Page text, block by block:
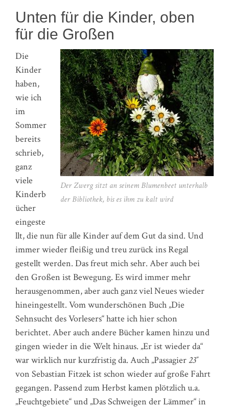
Unten für die Kinder, oben
für die Großen
Der Zwerg sitzt an seinem Blumenbeet unterhalb
der Bibliothek, bis es ihm zu kalt wird
Die
Kinder
haben,
wie ich
im
Sommer
bereits
schrieb,
ganz
viele
Kinderb
ücher
eingeste
llt, die nun für alle Kinder auf dem Gut da sind. Und
immer wieder fleißig und treu zurück ins Regal
gestellt werden. Das freut mich sehr. Aber auch bei
den Großen ist Bewegung. Es wird immer mehr
herausgenommen, aber auch ganz viel Neues wieder
hineingestellt. Vom wunderschönen Buch „Die
Sehnsucht des Vorlesers“ hatte ich hier schon
berichtet. Aber auch andere Bücher kamen hinzu und
gingen wieder in die Welt hinaus. „Er ist wieder da“
war wirklich nur kurzfristig da. Auch „Passagier23″
von Sebastian Fitzek ist schon wieder auf große Fahrt
gegangen. Passend zum Herbst kamen plötzlich u.a.
„Feuchtgebiete“ und „Das Schweigen der Lämmer“ in